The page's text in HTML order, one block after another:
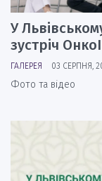
У
зустріч
ГАЛЕРЕЯ 03 СЕРПНЯ,
Фото та відео